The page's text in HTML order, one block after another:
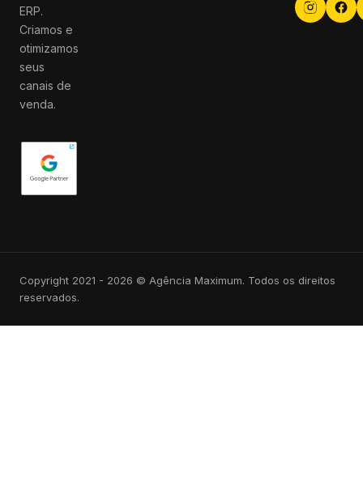
ERP.
Criamos e
otimizamos
seus
canais de
venda.
Copyright 2021 - 2026 © Agência Maximum. Todos os direitos
reservados.